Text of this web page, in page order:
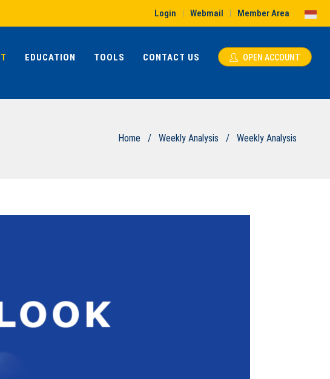
Login | Webmail | Member Area
EDUCATION TOOLS CONTACT US OPEN ACCOUNT
Home / Weekly Analysis / Weekly Analysis